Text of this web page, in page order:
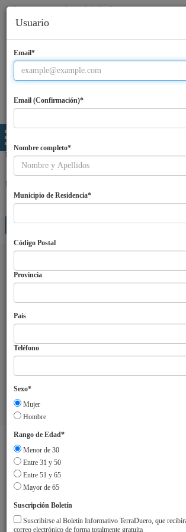
Usuario
Email*
Email (Confirmación)*
Nombre completo*
Municipio de Residencia*
Código Postal
Provincia
Pais
Teléfono
Sexo*
Mujer
Hombre
Rango de Edad*
Menor de 30
Entre 31 y 50
Entre 51 y 65
Mayor de 65
Suscripción Boletín
Suscribirse al Boletín Informativo TerraDuero, que
correo electrónico de forma totalmente gratuita
Email
Password
Entra ¿Olvidaste tu password? Regístrate
Idiomas
Aviso Legal